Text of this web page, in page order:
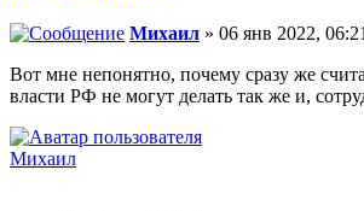
Михаил » 06 янв 2022, 06:21
Вот мне непонятно, почему сразу же
власти РФ не могут делать так же и,
Михаил